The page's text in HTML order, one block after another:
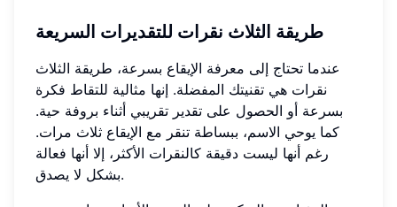
طريقة الثلاث نقرات للتقديرات السريعة
عندما تحتاج إلى معرفة الإيقاع بسرعة، طريقة الثلاث
نقرات هي تقنيتك المفضلة. إنها مثالية للتقاط فكرة
بسرعة أو الحصول على تقدير تقريبي أثناء بروفة حية.
كما يوحي الاسم، ببساطة تنقر مع الإيقاع ثلاث مرات.
رغم أنها ليست دقيقة كالنقرات الأكثر، إلا أنها فعالة
بشكل لا يصدق.